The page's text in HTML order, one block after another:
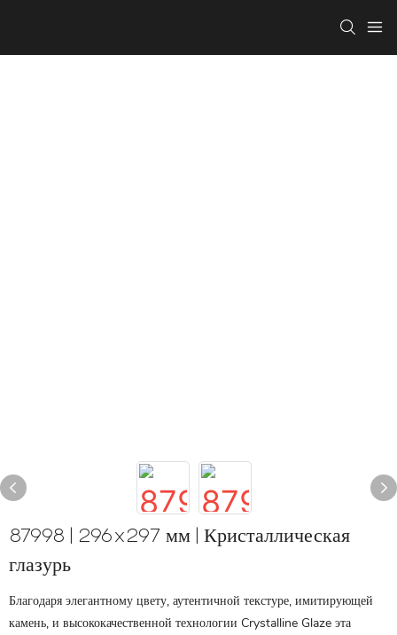
87998 | 296x297 мм | Кристаллическая
глазурь
Благодаря элегантному цвету, аутентичной текстуре, имитирующей
камень, и высококачественной технологии Crystalline Glaze эта